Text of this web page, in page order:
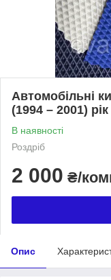
Автомобільні
(1994 – 2001) рік
В наявності
Роздріб
2 000 ₴/
Опис